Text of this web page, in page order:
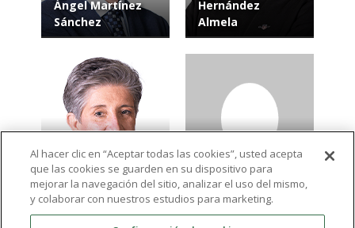
Ángel Martínez
Sánchez
Hernández
Almela
María Carmen
Vázquez Guerrero
Ramón Navarro
Gómez
Al hacer clic en “Aceptar todas las cookies”, usted acepta
que las cookies se guarden en su dispositivo para
mejorar la navegación del sitio, analizar el uso del mismo,
y colaborar con nuestros estudios para marketing.